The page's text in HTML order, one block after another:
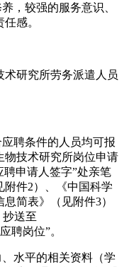
较强的服务意识、
感。
研究所劳务派遣人员
聘条件的人员均可报
物技术研究所岗位申请
申请人签字”处亲笔
件2）、《中国科学
简表》（见附件3）
抄送至
聘岗位”。
水平的相关资料（学